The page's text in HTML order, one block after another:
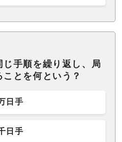
手順を繰り返し、局
とを何という？
日手
日手